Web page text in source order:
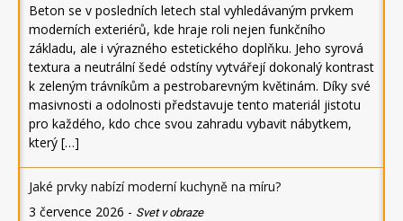
Beton se v posledních letech stal vyhledávaným prvkem
moderních exteriérů, kde hraje roli nejen funkčního
základu, ale i výrazného estetického doplňku. Jeho syrová
textura a neutrální šedé odstíny vytvářejí dokonalý kontrast
k zeleným trávníkům a pestrobarevným květinám. Díky své
masivnosti a odolnosti představuje tento materiál jistotu
pro každého, kdo chce svou zahradu vybavit nábytkem,
který […]
Jaké prvky nabízí moderní kuchyně na míru?
3 července 2026 - Svet v obraze